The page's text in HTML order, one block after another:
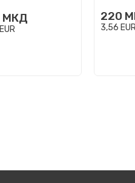
МКД
EUR
220
3,56